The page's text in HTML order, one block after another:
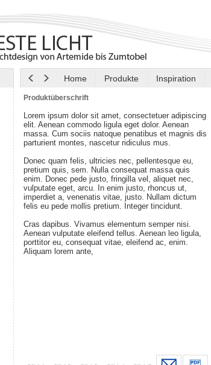
Home Produkte Inspiration
Produktüberschrift
Lorem ipsum dolor sit amet, consectetuer adipiscing
elit. Aenean commodo ligula eget dolor. Aenean
massa. Cum sociis natoque penatibus et magnis dis
parturient montes, nascetur ridiculus mus.
Donec quam felis, ultricies nec, pellentesque eu,
pretium quis, sem. Nulla consequat massa quis
enim. Donec pede justo, fringilla vel, aliquet nec,
vulputate eget, arcu. In enim justo, rhoncus ut,
imperdiet a, venenatis vitae, justo. Nullam dictum
felis eu pede mollis pretium. Integer tincidunt.
Cras dapibus. Vivamus elementum semper nisi.
Aenean vulputate eleifend tellus. Aenean leo ligula,
porttitor eu, consequat vitae, eleifend ac, enim.
Aliquam lorem ante,